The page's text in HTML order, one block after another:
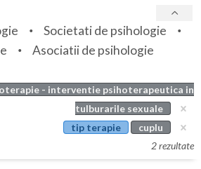
Societati de psihologie
Asociatii de psihologie
- interventie psihoterapeutica in
tulburarile sexuale
tip terapie
cuplu
2 rezultate